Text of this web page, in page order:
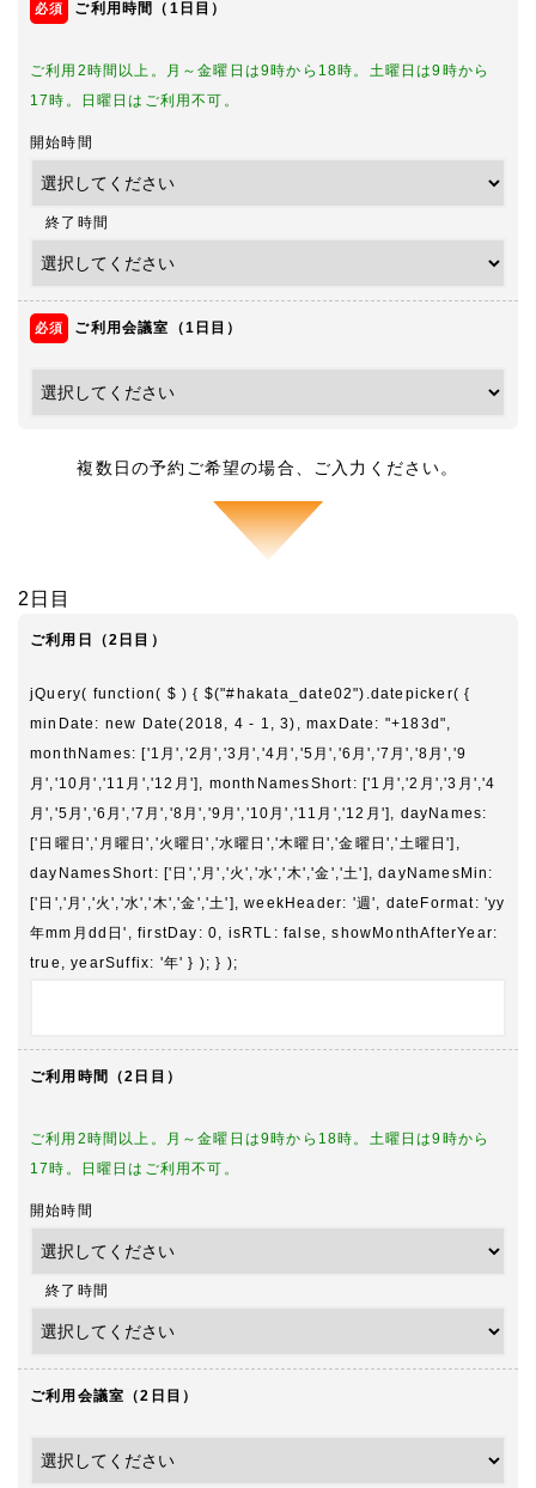
ご利用時間（1日目）
ご利用2時間以上。月～金曜日は9時から18時。土曜日は9時から
17時。日曜日はご利用不可。
開始時間
終了時間
ご利用会議室（1日目）
複数日の予約ご希望の場合、ご入力ください。
2日目
ご利用日（2日目）
jQuery( function( $ ) { $("#hakata_date02").datepicker( {
minDate: new Date(2018, 4 - 1, 3), maxDate: "+183d",
monthNames: ['1月','2月','3月','4月','5月','6月','7月','8月','9
月','10月','11月','12月'], monthNamesShort: ['1月','2月','3月','4
月','5月','6月','7月','8月','9月','10月','11月','12月'], dayNames:
['日曜日','月曜日','火曜日','水曜日','木曜日','金曜日','土曜日'],
dayNamesShort: ['日','月','火','水','木','金','土'], dayNamesMin:
['日','月','火','水','木','金','土'], weekHeader: '週', dateFormat: 'yy
年mm月dd日', firstDay: 0, isRTL: false, showMonthAfterYear:
true, yearSuffix: '年' } ); } );
ご利用時間（2日目）
ご利用2時間以上。月～金曜日は9時から18時。土曜日は9時から
17時。日曜日はご利用不可。
開始時間
終了時間
ご利用会議室（2日目）